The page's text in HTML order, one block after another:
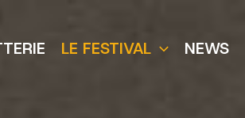
LE FESTIVAL NEWS